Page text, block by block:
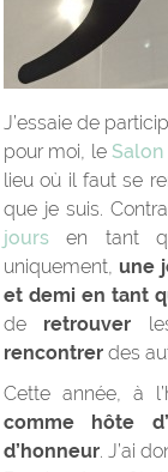
J’essaie de
pour moi, le
lieu où il faut se
que je suis.
jours en tant
uniquement, une
et demi en tant
de retrouver
rencontrer des
Cette année, à
comme hôte
d’honneur. J’ai